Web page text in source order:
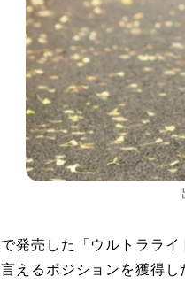
発売した「ウルトララ
えるポジションを獲得し